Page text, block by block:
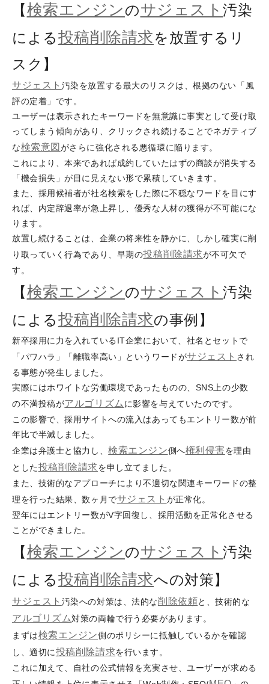
【検索エンジンのサジェスト汚染
による投稿削除請求を放置するリ
スク】
サジェスト 汚染を放置する最大のリスクは、根拠のない「風
評の定着」です。
ユーザーは表示されたキーワードを無意識に事実として受け取
ってしまう傾向があり、クリックされ続けることでネガティブ
な検索意図 がさらに強化される悪循環に陥ります。
これにより、本来であれば成約していたはずの商談が消失する
「機会損失」が目に見えない形で累積していきます。
また、採用候補者が社名検索をした際に不穏なワードを目にす
れば、内定辞退率が急上昇し、優秀な人材の獲得が不可能にな
ります。
放置し続けることは、企業の将来性を静かに、しかし確実に削
り取っていく行為であり、早期の投稿削除請求が不可欠で
す。
【検索エンジンのサジェスト汚染
による投稿削除請求の事例】
新卒採用に力を入れているIT企業において、社名とセットで
「パワハラ」「離職率高い」というワードがサジェスト され
る事態が発生しました。
実際にはホワイトな労働環境であったものの、SNS上の少数
の不満投稿がアルゴリズム に影響を与えていたのです。
この影響で、採用サイトへの流入はあってもエントリー数が前
年比で半減しました。
企業は弁護士と協力し、検索エンジン側へ権利侵害を理由
とした投稿削除請求を申し立てました。
また、技術的なアプローチにより不適切な関連キーワードの整
理を行った結果、数ヶ月でサジェスト が正常化。
翌年にはエントリー数がV字回復し、採用活動を正常化させる
ことができました。
【検索エンジンのサジェスト汚染
による投稿削除請求への対策】
サジェスト 汚染への対策は、法的な削除依頼と、技術的な
アルゴリズム対策の両輪で行う必要があります。
まずは検索エンジン側のポリシーに抵触しているかを確認
し、適切に投稿削除請求を行います。
これに加えて、自社の公式情報を充実させ、ユーザーが求める